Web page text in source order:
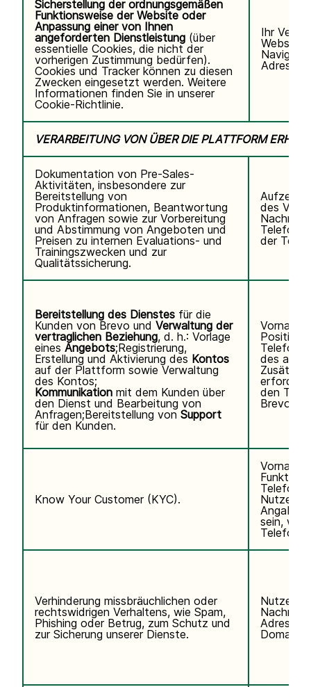
Sicherstellung der ordnungsgemäßen
Funktionsweise der Website oder
Anpassung einer von Ihnen
angeforderten Dienstleistung (über
essentielle Cookies, die nicht der
vorherigen Zustimmung bedürfen).
Cookies und Tracker können zu diesen
Zwecken eingesetzt werden. Weitere
Informationen finden Sie in unserer
Cookie-Richtlinie.
Ihr
Website
Adresse,
VERARBEITUNG VON ÜBER DIE PLATTFORM
Dokumentation von Pre-Sales-
Aktivitäten, insbesondere zur
Bereitstellung von
Produktinformationen, Beantwortung
von Anfragen sowie zur Vorbereitung
und Abstimmung von Angeboten und
Preisen zu internen Evaluations- und
Trainingszwecken und zur
Qualitätssicherung.
des
der
Bereitstellung des Dienstes für die
Kunden von Brevo und Verwaltung der
vertraglichen Beziehung, d. h.: Vorlage
eines Angebots;Registrierung,
Erstellung und Aktivierung des Kontos
auf der Plattform sowie Verwaltung
des Kontos;
Kommunikation mit dem Kunden über
den Dienst und Bearbeitung von
Anfragen;Bereitstellung von Support
für den Kunden.
Position,
des
den
Brevo
Know Your Customer (KYC).
Angaben
sein,
Verhinderung missbräuchlichen oder
rechtswidrigen Verhaltens, wie Spam,
Phishing oder Betrug, zum Schutz und
zur Sicherung unserer Dienste.
Adresse,
Domain